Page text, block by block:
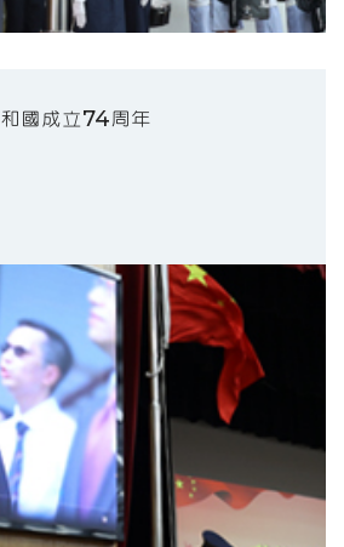
國成立74周年